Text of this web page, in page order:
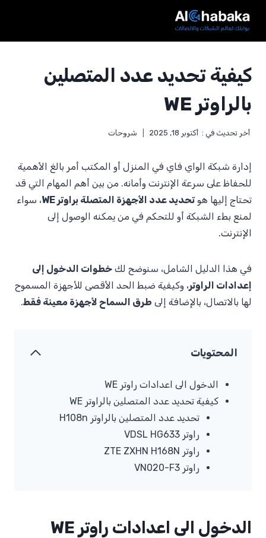
المحتوى
كيفية تحديد عدد المتصلين
بالراوتر WE
أخر تحديث في :أكتوبر 18, 2025 شروحات
إدارة شبكة الواي فاي في المنزل أو المكتب أمر بالغ الأهمية
للحفاظ على سرعة الإنترنت وأمانه. من بين أهم المهام التي قد
تحتاج إليها هوتحديد عدد الأجهزة المتصلة براوتر WE
، سواء
لمنع بطء الشبكة أو للتحكم في من يمكنه الوصول إلى
الإنترنت.
في هذا الدليل الشامل، سنوضح لك خطوات الدخول إلى
إعدادات الراوتر، وكيفية ضبط الحد الأقصى للأجهزة المسموح
لها بالاتصال، بالإضافة إلى طرق السماح لأجهزة معينة فقط.
المحتويات
الدخول الى اعدادات راوتر WE
كيفية تحديد عدد المتصلين بالراوتر WE
تحديد عدد المتصلين بالراوتر H108n
راوتر VDSL HG633
راوتر ZTE ZXHN H168N
راوتر VN020-F3
الدخول الى اعدادات راوتر WE